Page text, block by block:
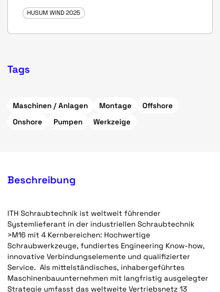
HUSUM WIND 2025
Tags
Maschinen / Anlagen Montage
Offshore
Onshore
Pumpen Werkzeige
Beschreibung
ITH Schraubtechnik ist weltweit führender
Systemlieferant in der industriellen Schraubtechnik
>M16 mit 4 Kernbereichen: Hochwertige
Schraubwerkzeuge, fundiertes Engineering Know-how,
innovative Verbindungselemente und qualifizierter
Service. Als mittelständisches, inhabergeführtes
Maschinenbauunternehmen mit langfristig ausgelegter
Strategie umfasst das weltweite Vertriebsnetz 13